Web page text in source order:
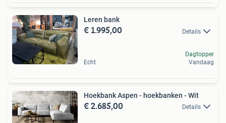
Leren bank
€ 1.995,00 Details
Echt
Dagtopper
Vandaag
Hoekbank Aspen - hoekbanken - Wit
€ 2.685,00 Details